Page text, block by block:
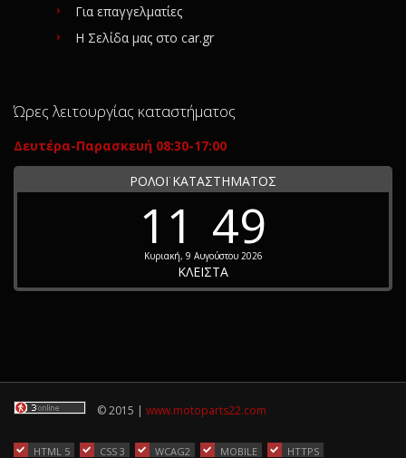
Για επαγγελματίες
Η Σελίδα μας στο car.gr
Ώρες λειτουργίας καταστήματος
Δευτέρα-Παρασκευή 08:30-17:00
ΡΟΛΟΪ ΚΑΤΑΣΤΗΜΑΤΟΣ
11 49
Κυριακή, 9 Αυγούστου 2026
ΚΛΕΙΣΤΑ
© 2015 | www.motoparts22.com
HTML 5 CSS 3 WCAG2 MOBILE HTTPS